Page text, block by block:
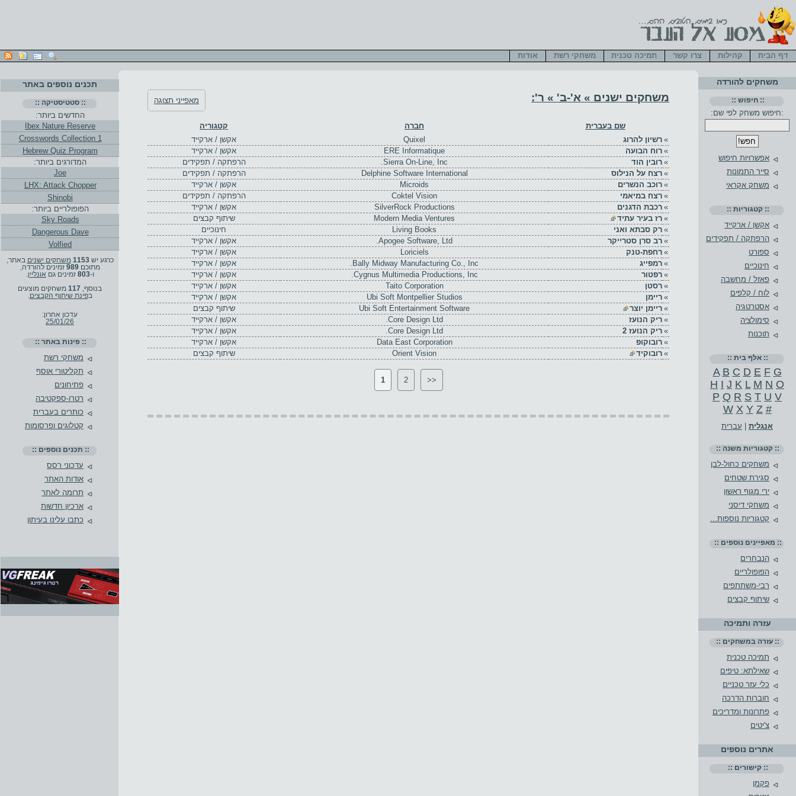
משחקים ישנים » א'-ב' » ר': מאפייני תצוגה
שם בעברית חברה
קטגוריה
» רשיון להרוג Quixel
אקשן / ארקייד
» רוח הבועה ERE Informatique
אקשן / ארקייד
» רובין הוד Sierra On-Line, Inc.
הרפתקה / תפקידים
» רצח על הנילוס Delphine Software International
הרפתקה / תפקידים
» רוכב הנשרים Microids
אקשן / ארקייד
» רצח במיאמי Coktel Vision
הרפתקה / תפקידים
» רכבת הדגנים SilverRock Productions
אקשן / ארקייד
» רז בעיר עתיד Modern Media Ventures
שיתוף קבצים
» רק סבתא ואני Living Books
חינוכיים
» רב סרן סטרייקר Apogee Software, Ltd.
אקשן / ארקייד
» רחפת-טנק Loriciels
אקשן / ארקייד
» רמפייג Bally Midway Manufacturing Co., Inc.
אקשן / ארקייד
» רפטור Cygnus Multimedia Productions, Inc.
אקשן / ארקייד
» רסטן Taito Corporation
אקשן / ארקייד
» ריימן Ubi Soft Montpellier Studios
אקשן / ארקייד
» ריימן יוצר Ubi Soft Entertainment Software
שיתוף קבצים
» ריק הנועז Core Design Ltd.
אקשן / ארקייד
» ריק הנועז 2 Core Design Ltd.
אקשן / ארקייד
» רובוקופ Data East Corporation
אקשן / ארקייד
» רובוקיד Orient Vision שיתוף קבצים
1 2 >>
תכנים נוספים באתר
:: סטטיסטיקה ::
החדשים ביותר:
Ibex Nature Reserve
Crosswords Collection 1
Hebrew Quiz Program
המדורגים ביותר:
Joe
LHX: Attack Chopper
Shinobi
הפופולריים ביותר:
Sky Roads
Dangerous Dave
Volfied
כרגע יש1153 משחקים ישנים באתר,
מתוכם989 זמינים להורדה,
ו-803 זמינים גם אונליין
בנוסף, 117 משחקים מוצעים
בפינת שיתוף הקבצים
עדכון אחרון:
25/01/26
:: פינות באתר ::
משחקי רשת
תקליטורי אוסף
פתיחונים
רטרו-ספקטיבה
כותרים בעברית
קטלוגים ופרסומות
:: תכנים נוספים ::
עדכוני רסס
אודות האתר
תרומה לאתר
ארכיון חדשות
כתבו עלינו בעיתון
משחקים להורדה
:: חיפוש ::
:חיפוש משחק לפי שם:
אפשרויות חיפוש
סייר התמונות
משחק אקראי
:: קטגוריות ::
אקשן / ארקייד
הרפתקה / תפקידים
ספורט
חינוכיים
פאזל / מחשבה
לוח / קלפים
אסטרטגיה
סימולציה
תוכנות
:: אלף בית ::
A B C D E F G
H I J K L M N O
P Q R S T U V
W X Y Z #
אנגלית עברית
:: קטגוריות משנה ::
משחקים כחול-לבן
סגירת שטחים
ירי מגוף ראשון
משחקי דיסני
קטגוריות נוספות...
:: מאפיינים נוספים ::
הנבחרים
הפופולריים
רבי-משתתפים
שיתוף קבצים
עזרה ותמיכה
:: עזרה במשחקים ::
תמיכה טכנית
שאילתא: טיפים
כלי עזר טכניים
חוברות הדרכה
פתרונות ומדריכים
צ'יטים
אתרים נוספים
:: קישורים ::
פקמן
דף הבית קהילות צרו קשר תמיכה טכנית משחקי רשת אודות